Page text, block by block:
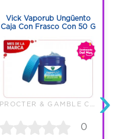
Vick Vaporub Ungüento
Caja Con Frasco Con 50 G
0
›